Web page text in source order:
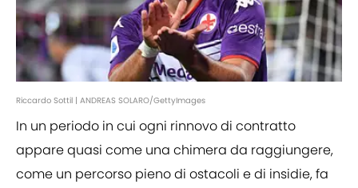
Riccardo Sottil | ANDREAS SOLARO/GettyImages
In un periodo in cui ogni rinnovo di contratto
appare quasi come una chimera da raggiungere,
come un percorso pieno di ostacoli e di insidie, fa